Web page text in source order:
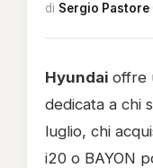
di Sergio Pastore·
Hyundai offre
dedicata a chi
luglio, chi
i20 o BAYON